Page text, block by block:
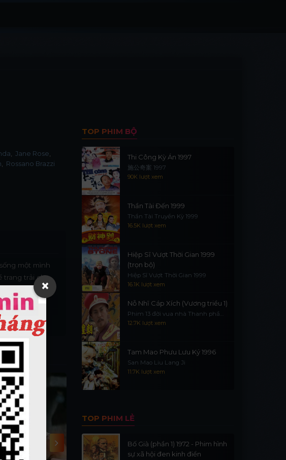
Jane Rose
Rossano Brazzi
một mình
trang trải cho
Renato Di
Vietsub - HD
TOP PHIM BỘ
Thi Công Kỳ Án 1997
施公奇案 1997
90K lượt xem
Thần Tài Đến 1999
Thần Tài Truyền Kỳ 1999
16.5K lượt xem
Hiệp Sĩ Vượt Thời Gian 1999
(trọn bộ)
Hiệp Sĩ Vượt Thời Gian 1999
16.1K lượt xem
Nỗ Nhĩ Cáp Xích (Vương triều 1)
Phim 13 đời vua nhà Thanh phần
112.7K lượt xem
Tam Mao Phưu Lưu Ký 1996
San Mao Liu Lang Ji
11.7K lượt xem
TOP PHIM LẺ
Bố Già (phần 1) 1972 - Phim hình
sự xã hội đen kinh điển
×